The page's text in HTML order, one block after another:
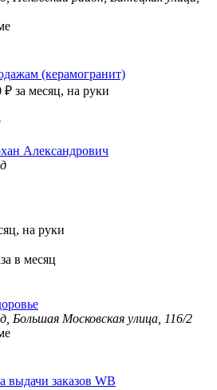
(керамогранит)
₽ за месяц, на руки
Александрович
на руки
в месяц
Большая Московская улица, 116/2
выдачи заказов WB